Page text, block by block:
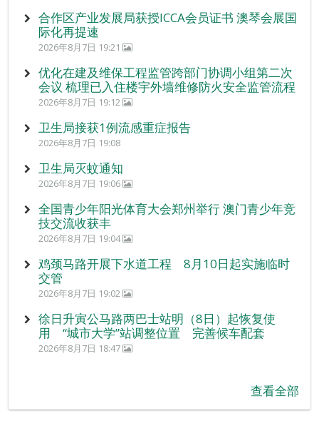
合作区产业发展局获授ICCA会员证书 澳琴会展国
际化再提速
2026年8月7日 19:21
优化在建及维保工程监管跨部门协调小组第二次
会议 梳理已入住楼宇外墙维修防火安全监管流程
2026年8月7日 19:12
卫生局接获1例流感重症报告
2026年8月7日 19:08
卫生局灭蚊通知
2026年8月7日 19:06
全国青少年阳光体育大会郑州举行 澳门青少年竞
技交流收获丰
2026年8月7日 19:04
鸡颈马路开展下水道工程 8月10日起实施临时
交管
2026年8月7日 19:02
徐日升寅公马路两巴士站明（8日）起恢复使
用 “城市大学”站调整位置 完善候车配套
2026年8月7日 18:47
查看全部